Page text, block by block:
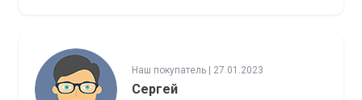
Наш покупатель | 27.01.2023
Сергей